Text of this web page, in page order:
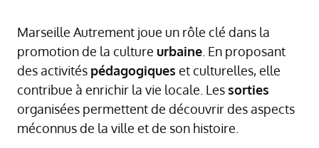
Marseille Autrement joue un rôle clé dans la
promotion de la culture urbaine . En proposant
des activités pédagogiques et culturelles, elle
contribue à enrichir la vie locale. Les sorties
organisées permettent de découvrir des aspects
méconnus de la ville et de son histoire.